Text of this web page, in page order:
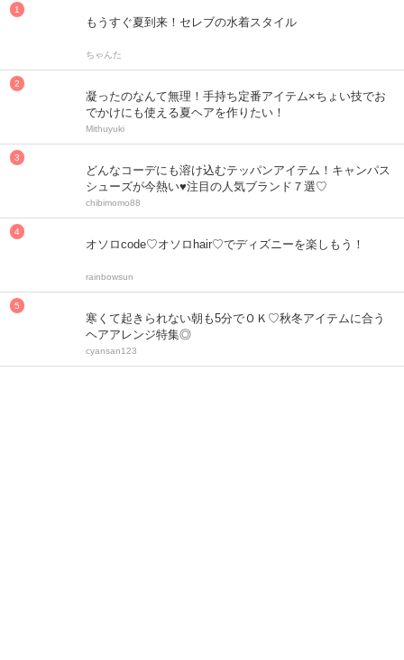
もうすぐ夏到来！セレブの水着スタイル
ちゃんた
凝ったのなんて無理！手持ち定番アイテム×ちょい技でお
でかけにも使える夏ヘアを作りたい！
Mithuyuki
どんなコーデにも溶け込むテッパンアイテム！キャンパス
シューズが今熱い♥注目の人気ブランド７選♡
chibimomo88
オソロcode♡オソロhair♡でディズニーを楽しもう！
rainbowsun
寒くて起きられない朝も5分でＯＫ♡秋冬アイテムに合う
ヘアアレンジ特集◎
cyansan123